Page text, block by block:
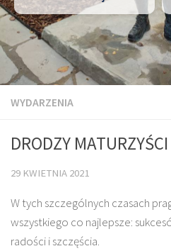
WYDARZENIA
DRODZY MATURZYŚCI
29 KWIETNIA 2021
W tych szczególnych czasach
wszystkiego co najlepsze:
radości i szczęścia.